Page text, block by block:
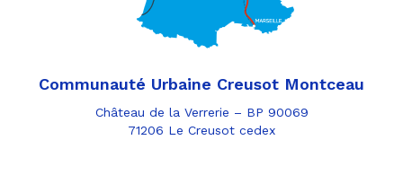
Communauté Urbaine Creusot Montceau
Château de la Verrerie – BP 90069
71206 Le Creusot cedex